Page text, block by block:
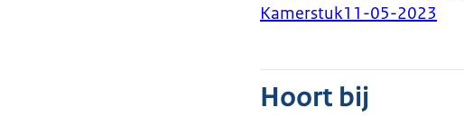
Kamerstuk11-05-2023
Hoort bij